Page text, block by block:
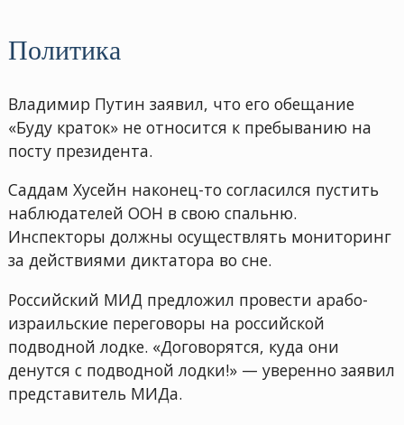
Политика
Владимир Путин заявил, что его обещание
«Буду краток» не относится к пребыванию на
посту президента.
Саддам Хусейн наконец-то согласился пустить
наблюдателей ООН в свою спальню.
Инспекторы должны осуществлять мониторинг
за действиями диктатора во сне.
Российский МИД предложил провести арабо-
израильские переговоры на российской
подводной лодке. «Договорятся, куда они
денутся с подводной лодки!» — уверенно заявил
представитель МИДа.